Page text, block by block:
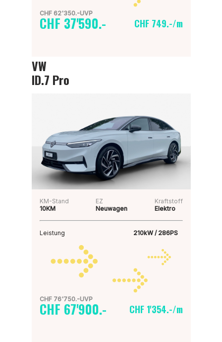
CHF 62'350.-UVP
CHF 37'590.- CHF 749.-/m
VW
ID.7 Pro
KM-Stand
10KM
EZ
Neuwagen
Kraftstoff
Elektro
Leistung 210kW / 286PS
CHF 76'750.-UVP
CHF 67'900.- CHF 1'354.-/m